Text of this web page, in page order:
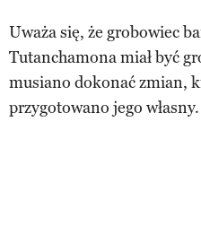
Uważa się, że grobowiec
Tutanchamona miał być
musiano dokonać zmian,
przygotowano jego własny.